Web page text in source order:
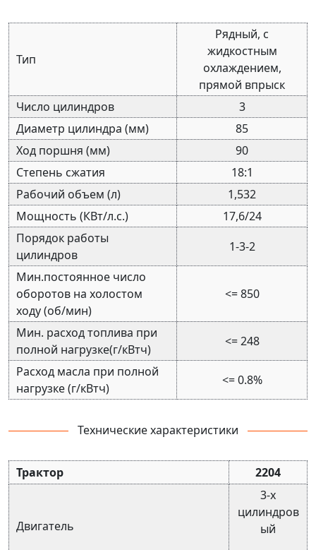
Тип
Рядный, с
жидкостным
охлаждением,
прямой впрыск
Число цилиндров
3
Диаметр цилиндра (мм)
85
Ход поршня (мм)
90
Степень сжатия
18:1
Рабочий объем (л)
1,532
Мощность (КВт/л.с.)
17,6/24
Порядок работы
цилиндров
1-3-2
Мин.постоянное число
оборотов на холостом
ходу (об/мин)
<= 850
Мин. расход топлива при
полной нагрузке(г/кВтч)
<= 248
Расход масла при полной
нагрузке (г/кВтч)
<= 0.8%
Технические характеристики
Трактор 2204
Двигатель
3-х
цилиндров
ый